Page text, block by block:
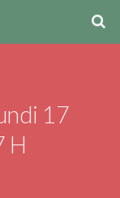
17
H